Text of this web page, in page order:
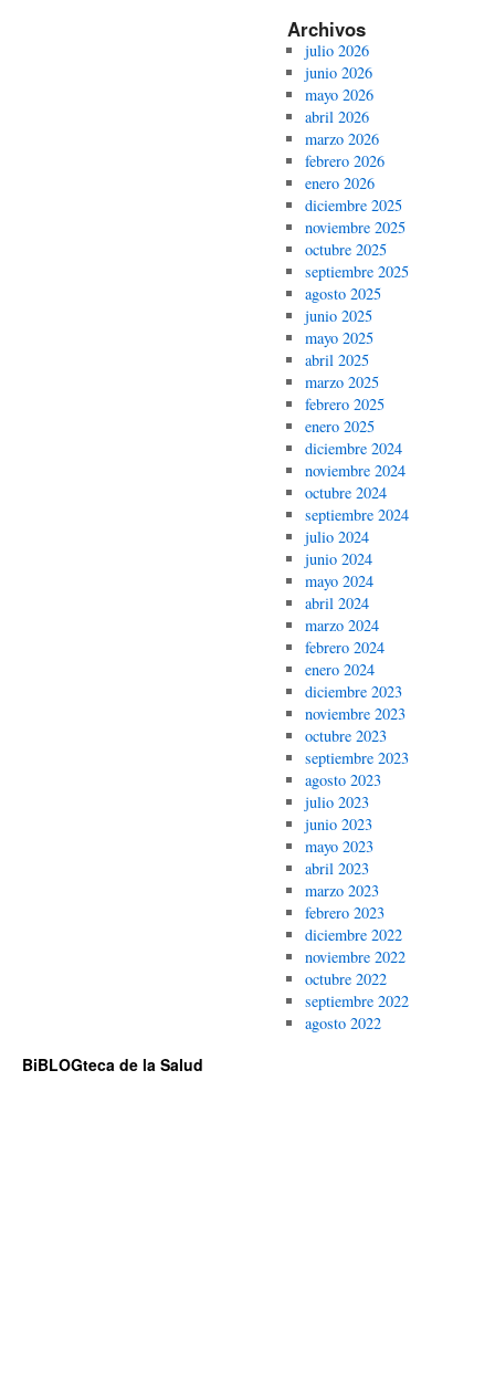
Archivos
julio 2026
junio 2026
mayo 2026
abril 2026
marzo 2026
febrero 2026
enero 2026
diciembre 2025
noviembre 2025
octubre 2025
septiembre 2025
agosto 2025
junio 2025
mayo 2025
abril 2025
marzo 2025
febrero 2025
enero 2025
diciembre 2024
noviembre 2024
octubre 2024
septiembre 2024
julio 2024
junio 2024
mayo 2024
abril 2024
marzo 2024
febrero 2024
enero 2024
diciembre 2023
noviembre 2023
octubre 2023
septiembre 2023
agosto 2023
julio 2023
junio 2023
mayo 2023
abril 2023
marzo 2023
febrero 2023
diciembre 2022
noviembre 2022
octubre 2022
septiembre 2022
agosto 2022
BiBLOGteca de la Salud